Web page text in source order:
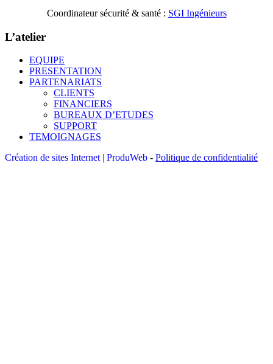
Coordinateur sécurité & santé : SGI Ingénieurs
L’atelier
EQUIPE
PRESENTATION
PARTENARIATS
CLIENTS
FINANCIERS
BUREAUX D’ETUDES
SUPPORT
TEMOIGNAGES
Création de sites Internet | ProduWeb - Politique de confidentialité